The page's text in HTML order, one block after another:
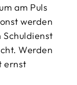
am Puls
werden
Werden
ernst